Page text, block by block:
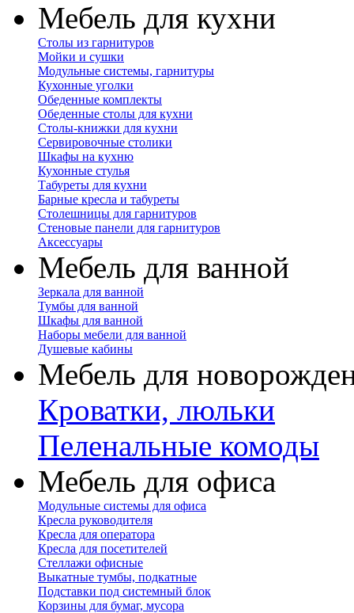
Мебель для кухни
Столы из гарнитуров
Мойки и сушки
Модульные системы, гарнитуры
Кухонные уголки
Обеденные комплекты
Обеденные столы для кухни
Столы-книжки для кухни
Сервировочные столики
Шкафы на кухню
Кухонные стулья
Табуреты для кухни
Барные кресла и табуреты
Столешницы для гарнитуров
Стеновые панели для гарнитуров
Аксессуары
Мебель для ванной
Зеркала для ванной
Тумбы для ванной
Шкафы для ванной
Наборы мебели для ванной
Душевые кабины
Мебель для
Кроватки, люльки
Пеленальные комоды
Мебель для офиса
Модульные системы для офиса
Кресла руководителя
Кресла для оператора
Кресла для посетителей
Стеллажи офисные
Выкатные тумбы, подкатные
Подставки под системный блок
Корзины для бумаг, мусора